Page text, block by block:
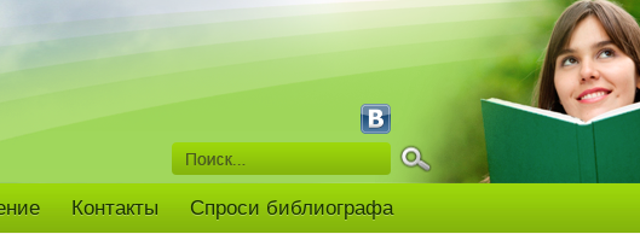
Контакты Спроси библиографа